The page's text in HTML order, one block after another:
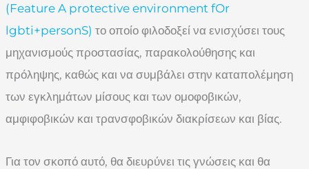
(Feature A protective environment fOr
lgbti+personS) το οποίο φιλοδοξεί να ενισχύσει τους
μηχανισμούς προστασίας, παρακολούθησης και
πρόληψης, καθώς και να συμβάλει στην καταπολέμηση
των εγκλημάτων μίσους και των ομοφοβικών,
αμφιφοβικών και τρανσφοβικών διακρίσεων και βίας.
Για τον σκοπό αυτό, θα διευρύνει τις γνώσεις και θα